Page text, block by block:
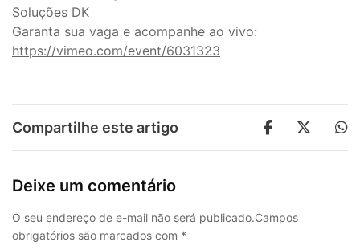
Soluções DK
Garanta sua vaga e acompanhe ao vivo:
https://vimeo.com/event/6031323
Compartilhe este artigo
Deixe um comentário
O seu endereço de e-mail não será publicado.Campos
obrigatórios são marcados com *